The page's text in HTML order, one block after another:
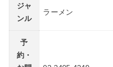
ジャ
ンル
ラーメン
予
約・